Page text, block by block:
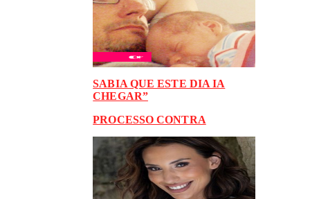
SABIA QUE ESTE DIA IA
CHEGAR”
PROCESSO CONTRA